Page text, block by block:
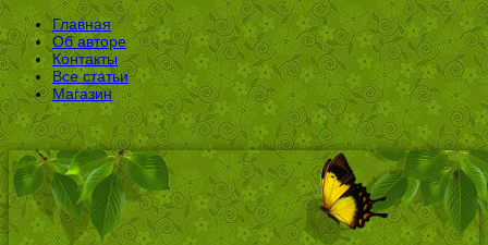
Главная
Об авторе
Контакты
Все статьи
Магазин